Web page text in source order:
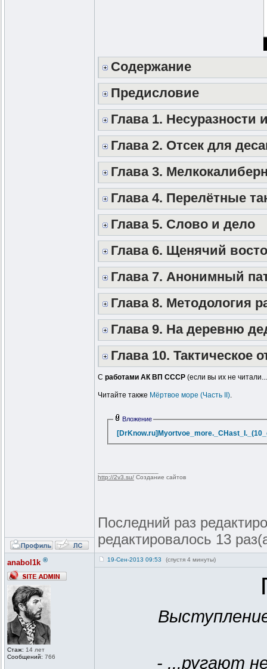
Содержание
Предисловие
Глава 1. Несуразности
Глава 2. Отсек для
Глава 3.
Глава 4. Перелётные
Глава 5. Слово и дело
Глава 6. Щенячий
Глава 7. Анонимный
Глава 8. Методология
Глава 9. На деревню
Глава 10. Тактическое
С работами АК ВП СССР (если вы их не
Читайте также Мёртвое море (Часть II).
Вложение
http://2v3.su/ Создание сайтов
Последний раз
редактировалось 13
anabol1k ®
Стаж: 14 лет
Сообщений: 766
19-Сен-2013 09:53 (спустя 4 минуты)
- ...ругают